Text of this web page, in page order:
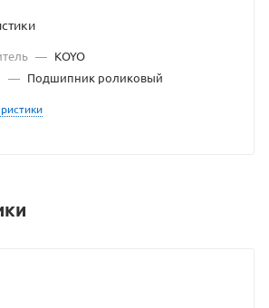
— KOYO
— Подшипник роликовый